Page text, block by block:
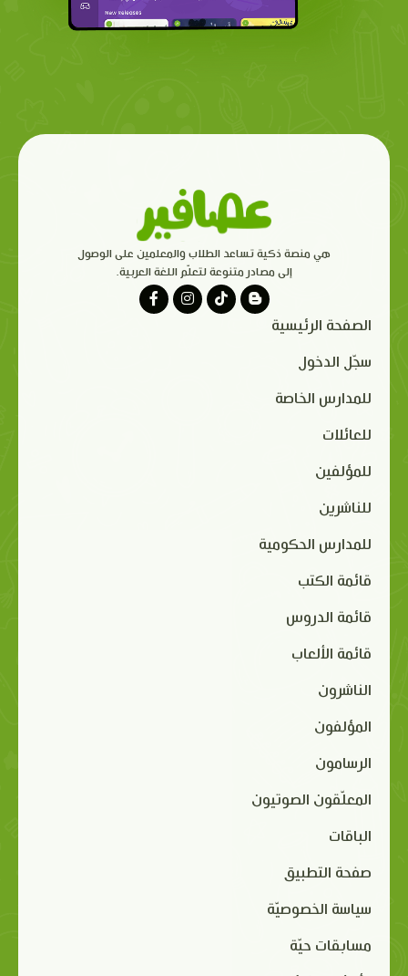
هي منصة ذكية تساعد الطلاب والمعلمين على الوصول
إلى مصادر متنوعة لتعلّم اللغة العربية.
الصفحة الرئيسية
سجّل الدخول
للمدارس الخاصة
للعائلات
للمؤلفين
للناشرين
للمدارس الحكومية
قائمة الكتب
قائمة الدروس
قائمة الألعاب
الناشرون
المؤلفون
الرسامون
المعلّقون الصوتيون
الباقات
صفحة التطبيق
سياسة الخصوصيّة
مسابقات حيّة